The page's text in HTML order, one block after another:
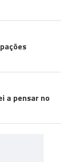
a pensar no